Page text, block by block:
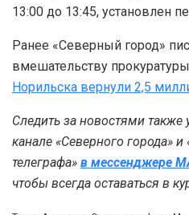
13:00 до 13:45, установлен
Ранее «Северный город»
вмешательству прокуратуры
Норильска вернули 2,5
Следить за новостями
канале «Северного города»
телеграфа» в мессенджере
чтобы всегда оставаться в